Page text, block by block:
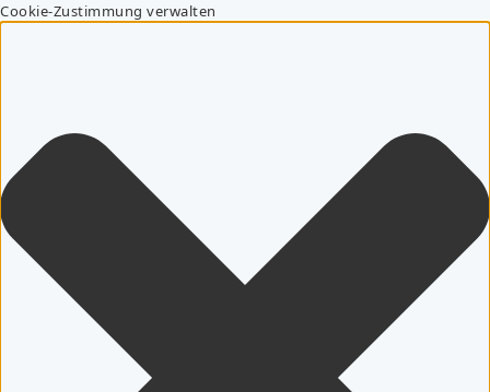
Cookie-Zustimmung verwalten